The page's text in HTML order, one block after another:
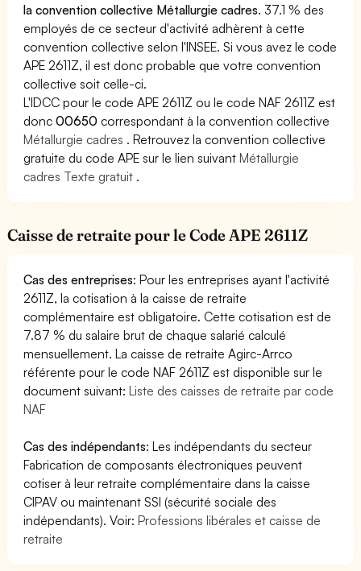
la convention collective Métallurgie cadres. 37.1 % des
employés de ce secteur d'activité adhèrent à cette
convention collective selon l'INSEE. Si vous avez le code
APE 2611Z, il est donc probable que votre convention
collective soit celle-ci.
L'IDCC pour le code APE 2611Z ou le code NAF 2611Z est
donc00650 correspondant à la convention collective
Métallurgie cadres . Retrouvez la convention collective
gratuite du code APE sur le lien suivantMétallurgie
cadres Texte gratuit .
Caisse de retraite pour le Code APE 2611Z
Cas des entreprises: Pour les entreprises ayant l'activité
2611Z, la cotisation à la caisse de retraite
complémentaire est obligatoire. Cette cotisation est de
7.87 % du salaire brut de chaque salarié calculé
mensuellement. La caisse de retraite Agirc-Arrco
référente pour le code NAF 2611Z est disponible sur le
document suivant:Liste des caisses de retraite par code
NAF
Cas des indépendants: Les indépendants du secteur
Fabrication de composants électroniques peuvent
cotiser à leur retraite complémentaire dans la caisse
CIPAV ou maintenant SSI (sécurité sociale des
indépendants). Voir:Professions libérales et caisse de
retraite